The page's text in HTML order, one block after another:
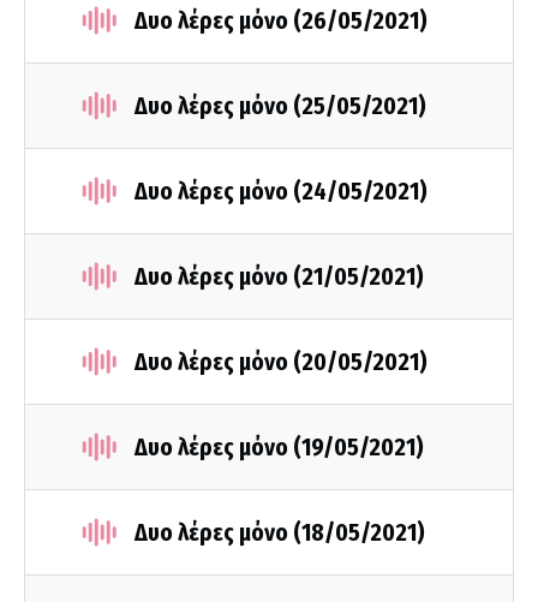
Δυο λέρες μόνο (26/05/2021)
Δυο λέρες μόνο (25/05/2021)
Δυο λέρες μόνο (24/05/2021)
Δυο λέρες μόνο (21/05/2021)
Δυο λέρες μόνο (20/05/2021)
Δυο λέρες μόνο (19/05/2021)
Δυο λέρες μόνο (18/05/2021)